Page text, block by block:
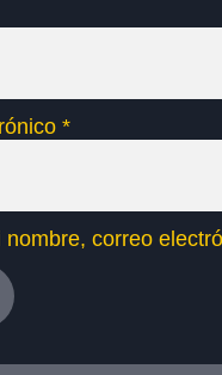
*
nombre, correo